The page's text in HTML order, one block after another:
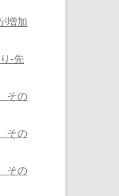
増加
-先
その
その
その